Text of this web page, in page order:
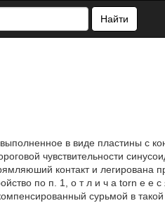
Найти
в виде пластины с
чувствительности
контакт и легирована
по п. 1, о т л и ч а torn е е
сурьмой в